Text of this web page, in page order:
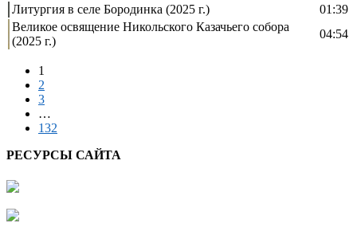
Литургия в селе Бородинка (2025 г.)
01:39
Великое освящение Никольского Казачьего собора
(2025 г.)
04:54
1
2
3
…
132
РЕСУРСЫ САЙТА